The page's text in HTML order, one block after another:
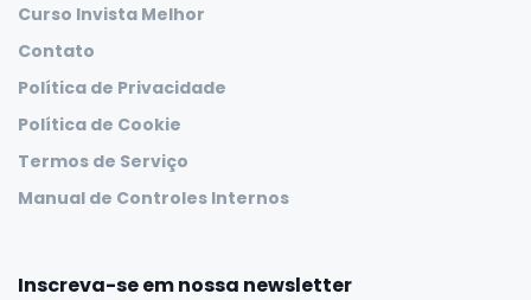
Curso Invista Melhor
Contato
Política de Privacidade
Política de Cookie
Termos de Serviço
Manual de Controles Internos
Inscreva-se em nossa newsletter